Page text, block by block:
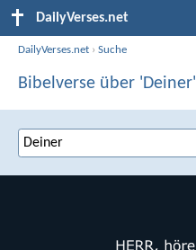
DailyVerses.net
DailyVerses.net ›Suche
Bibelverse über 'Deiner'